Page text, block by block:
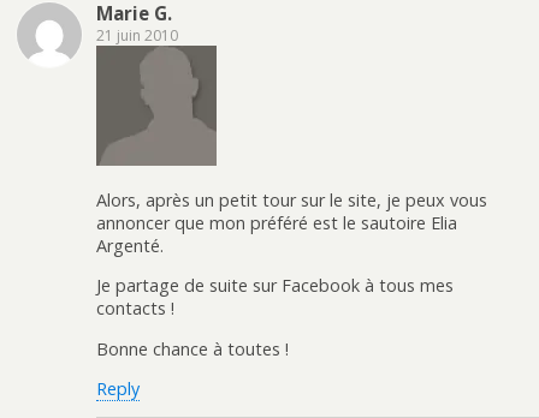
Marie G.
21 juin 2010
Alors, après un petit tour sur le site, je peux vous
annoncer que mon préféré est le sautoire Elia
Argenté.
Je partage de suite sur Facebook à tous mes
contacts !
Bonne chance à toutes !
Reply